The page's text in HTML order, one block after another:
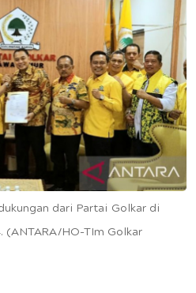
dari Partai Golkar di
(ANTARA/HO-TIm Golkar